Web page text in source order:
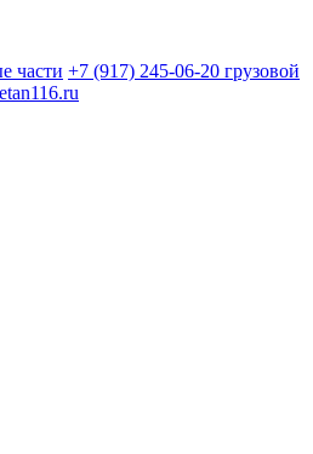
части +7 (917) 245-06-20 грузовой